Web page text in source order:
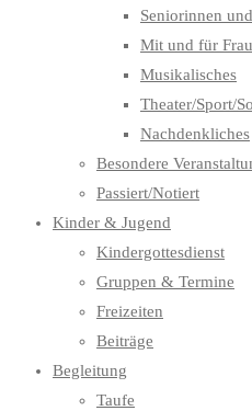
Seniorinnen
Mit und für
Musikalisches
Theater/Sport/
Nachdenkliches
Besondere
Passiert/Notiert
Kinder & Jugend
Kindergottesdienst
Gruppen & Termine
Freizeiten
Beiträge
Begleitung
Taufe